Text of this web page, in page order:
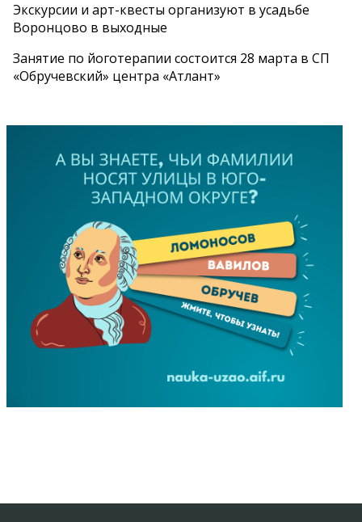
Экскурсии и арт-квесты организуют в усадьбе
Воронцово в выходные
Занятие по йоготерапии состоится 28 марта в СП
«Обручевский» центра «Атлант»